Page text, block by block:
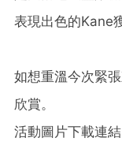
表現出色的Kane
如想重溫今次緊
欣賞。
活動圖片下載連結